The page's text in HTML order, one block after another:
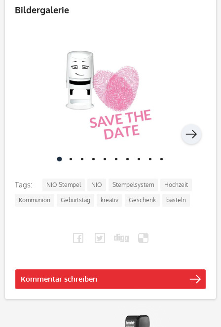
Bildergalerie
Tags: NIO Stempel NIO Stempelsystem Hochzeit
Kommunion Geburtstag kreativ Geschenk basteln
Kommentar schreiben